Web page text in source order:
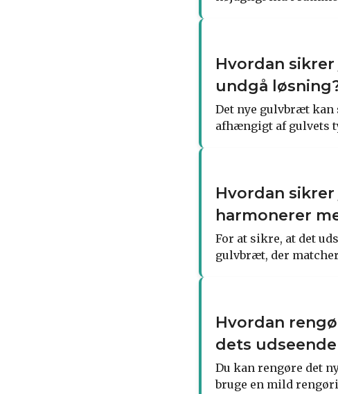
Hvordan
undgå
Det nye gulvbræt
afhængigt af gulvets
Hvordan
harmonerer
For at sikre, at det
gulvbræt, der
Hvordan
dets
Du kan rengøre det
bruge en mild